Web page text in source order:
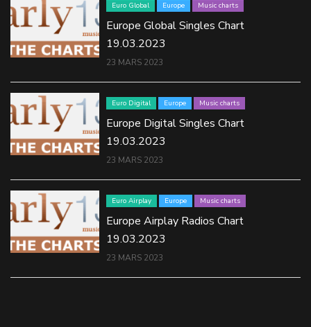
Euro Global Europe Music charts
Europe Global Singles Chart
19.03.2023
23 MARS 2023
Euro Digital Europe Music charts
Europe Digital Singles Chart
19.03.2023
23 MARS 2023
Euro Airplay Europe Music charts
Europe Airplay Radios Chart
19.03.2023
23 MARS 2023